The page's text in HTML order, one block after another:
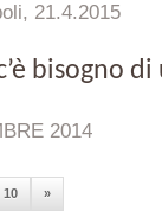
21.4.2015
bisogno
2014
10 »